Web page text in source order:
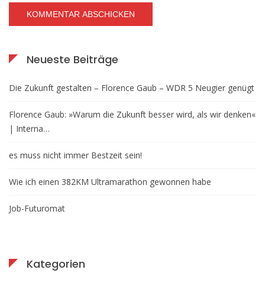
Neueste Beiträge
Die Zukunft gestalten – Florence Gaub – WDR 5 Neugier genügt
Florence Gaub: »Warum die Zukunft besser wird, als wir denken«
| Interna…
es muss nicht immer Bestzeit sein!
Wie ich einen 382KM Ultramarathon gewonnen habe
Job-Futuromat
Kategorien